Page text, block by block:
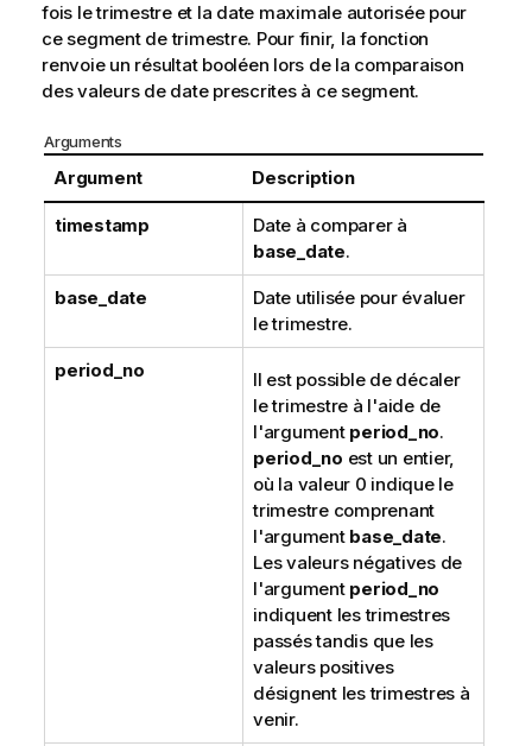
fois le trimestre et la date maximale autorisée pour
ce segment de trimestre. Pour finir, la fonction
renvoie un résultat booléen lors de la comparaison
des valeurs de date prescrites à ce segment.
Arguments
Argument Description
timestamp
Date à comparer à
base_date.
base_date
Date utilisée pour évaluer
le trimestre.
period_no
Il est possible de décaler
le trimestre à l'aide de
l'argument period_no.
period_no est un entier,
où la valeur 0 indique le
trimestre comprenant
l'argument base_date.
Les valeurs négatives de
l'argument period_no
indiquent les trimestres
passés tandis que les
valeurs positives
désignent les trimestres à
venir.